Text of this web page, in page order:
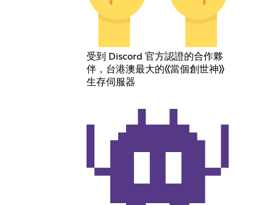
受到 Discord 官方認證的合作夥
伴，台港澳最大的《當個創世神》
生存伺服器